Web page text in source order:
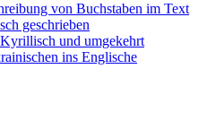
von Buchstaben im Text
geschrieben
und umgekehrt
ins Englische